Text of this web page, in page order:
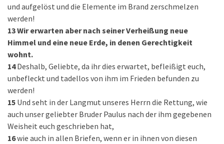
und aufgelöst und die Elemente im Brand zerschmelzen
werden!
13Wir erwarten aber nach seiner Verheißung neue
Himmel und eine neue Erde, in denen Gerechtigkeit
wohnt.
14 Deshalb, Geliebte, da ihr dies erwartet, befleißigt euch,
unbefleckt und tadellos von ihm im Frieden befunden zu
werden!
15 Und seht in der Langmut unseres Herrn die Rettung, wie
auch unser geliebter Bruder Paulus nach der ihm gegebenen
Weisheit euch geschrieben hat,
16wie auch in allen Briefen, wenn er in ihnen von diesen